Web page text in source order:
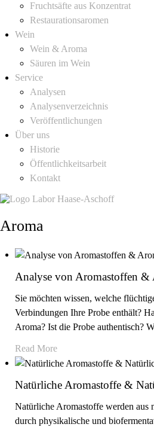
Fruchtsäfte aus Konzentrat
Restaurationsaromen
Wein
Wein & Aroma
Säuren im Wein
Service
Analysen
Analysenverzeichnis
Veröffentlichungen
Über uns
Historie
Öffentlichkeitsarbeit
Kontakt
Aroma
Analyse von Aromastoffen &
Sie möchten wissen, welche
Verbindungen Ihre Probe enthält?
Aroma? Ist die Probe authentisch?
Read More
Natürliche Aromastoffe &
Natürliche Aromastoffe werden aus
durch physikalische und